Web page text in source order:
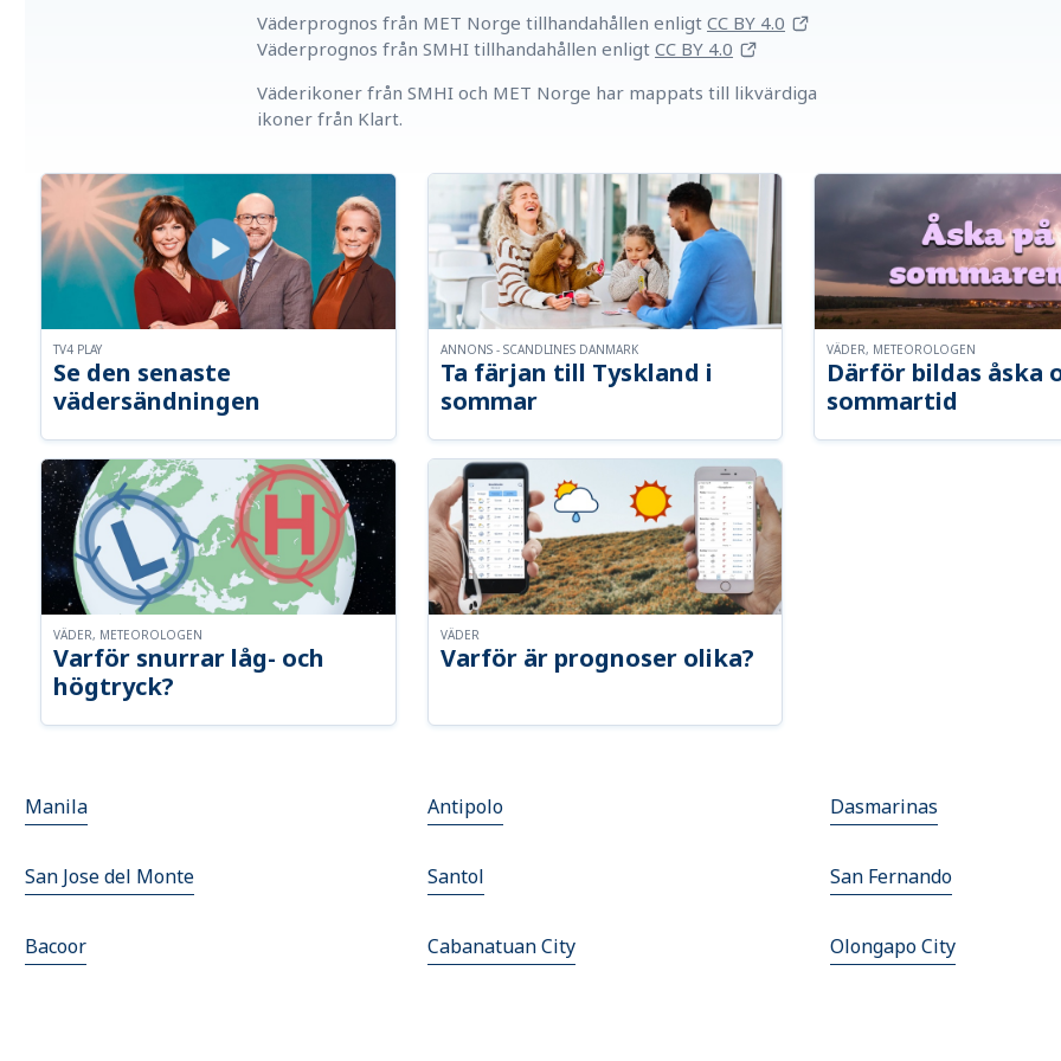
Väderprognos från MET Norge tillhandahållen enligt CC BY 4.0
Väderprognos från SMHI tillhandahållen enligt CC BY 4.0
Väderikoner från SMHI och MET Norge har mappats till likvärdiga
ikoner från Klart.
Se den senaste
vädersändningen
TV4 PLAY
Ta färjan till Tyskland i
sommar
ANNONS - SCANDLINES DANMARK
Därför bildas åska
sommartid
VÄDER, METEOROLOGEN
Varför snurrar låg- och
högtryck?
VÄDER, METEOROLOGEN
Varför är prognoser olika?
VÄDER
Manila Antipolo Dasmarinas
San Jose del Monte Santol San Fernando
Bacoor Cabanatuan City Olongapo City